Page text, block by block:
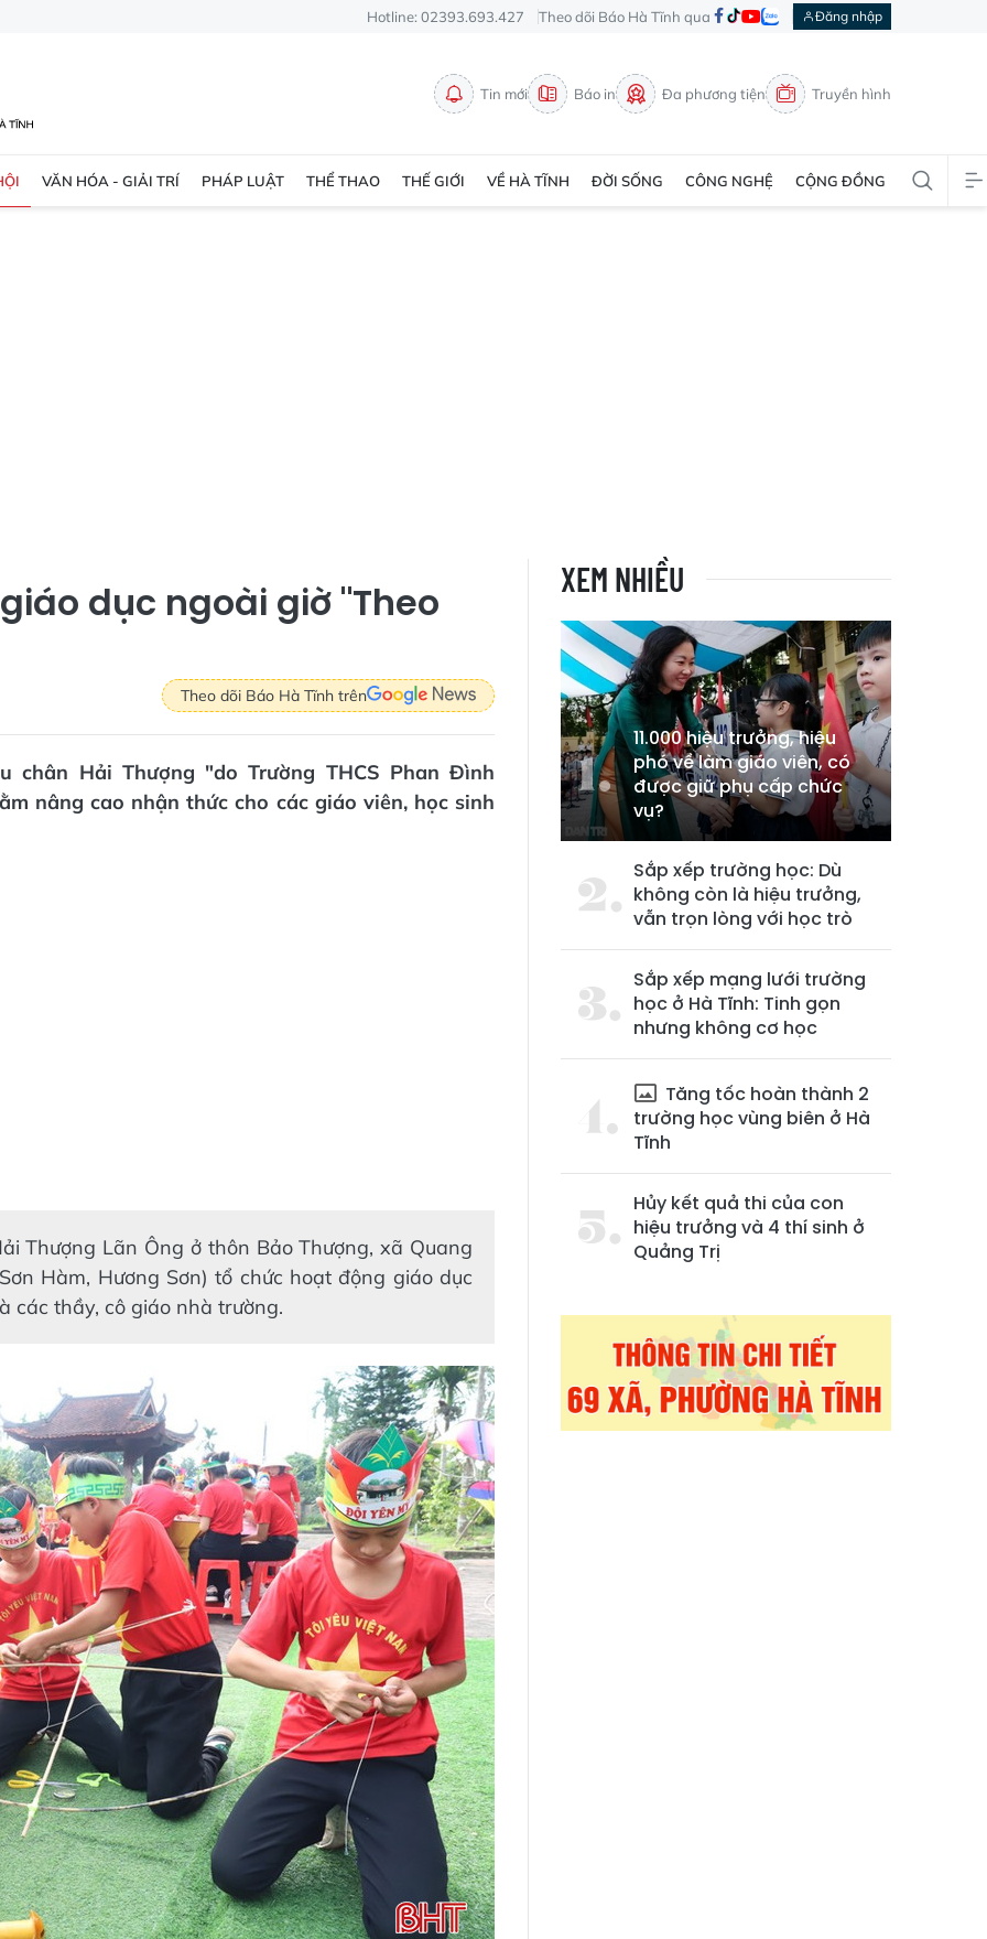
Hotline: 02393.693.427 Theo dõi Báo Hà Tĩnh qua Đăng nhập
Tin mới Báo in Đa phương tiện Truyền hình
VĂN HÓA - GIẢI TRÍ PHÁP LUẬT THỂ THAO THẾ GIỚI VỀ HÀ TĨNH ĐỜI SỐNG CÔNG NGHỆ CỘNG ĐỒNG
dục ngoài giờ "Theo
Theo dõi Báo Hà Tĩnh trên
chân Hải Thượng "do Trường THCS Phan Đình
nâng cao nhận thức cho các giáo viên, học sinh
Thượng Lãn Ông ở thôn Bảo Thượng, xã Quang
Hàm, Hương Sơn) tổ chức hoạt động giáo dục
các thầy, cô giáo nhà trường.
XEM NHIỀU
11.000 hiệu trưởng, hiệu
phó về làm giáo viên, có
được giữ phụ cấp chức
vụ?
Sắp xếp trường học: Dù
không còn là hiệu trưởng,
vẫn trọn lòng với học trò
Sắp xếp mạng lưới trường
học ở Hà Tĩnh: Tinh gọn
nhưng không cơ học
Tăng tốc hoàn thành 2
trường học vùng biên ở Hà
Tĩnh
Hủy kết quả thi của con
hiệu trưởng và 4 thí sinh ở
Quảng Trị